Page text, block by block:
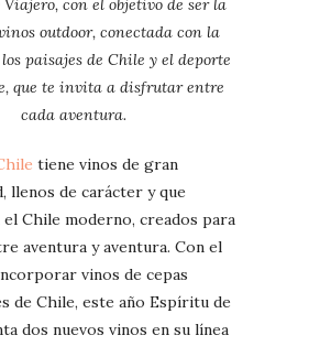
con el objetivo de ser la
outdoor, conectada con la
paisajes de Chile y el deporte
que te invita a disfrutar entre
cada aventura.
tiene vinos de gran
llenos de carácter y que
Chile moderno, creados para
aventura y aventura. Con el
vinos de cepas
de Chile, este año Espíritu de
dos nuevos vinos en su línea